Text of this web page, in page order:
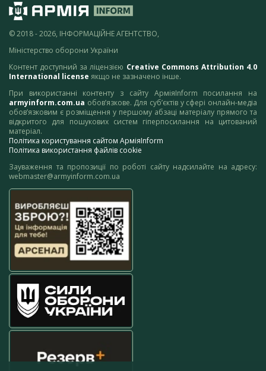
© 2018 - 2026, ІНФОРМАЦІЙНЕ АГЕНТСТВО,
Міністерство оборони України
Контент доступний за ліцензією Creative Commons Attribution 4.0
International license якщо не зазначено інше.
При використанні контенту з сайту АрміяInform посилання на
armyinform.com.ua обов’язкове. Для суб’єктів у сфері онлайн-медіа
обов’язковим є розміщення у першому абзаці матеріалу прямого та
відкритого для пошукових систем гіперпосилання на цитований
матеріал.
Політика користування сайтом АрміяInform
Політика використання файлів cookie
Зауваження та пропозиції по роботі сайту надсилайте на адресу:
webmaster@armyinform.com.ua